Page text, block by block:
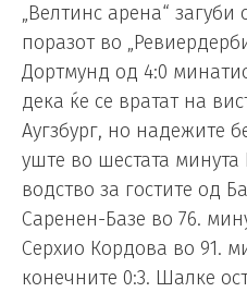
„Велтинс арена“ загуби
поразот во
Дортмунд од 4:0
дека ќе се вратат на
Аугзбург, но надежите
уште во шестата
водство за гостите од
Саренен-Базе во 76.
Серхио Кордова во 91.
конечните 0:3. Шалке